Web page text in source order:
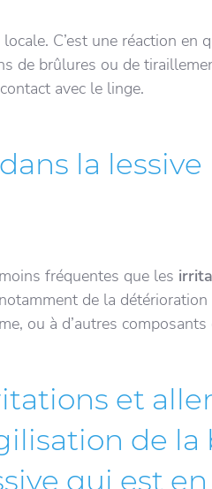
C’est une réaction en
de brûlures ou de
avec le linge.
la
fréquentes que les
de la
ou à d’autres composants
et
de la
qui est en